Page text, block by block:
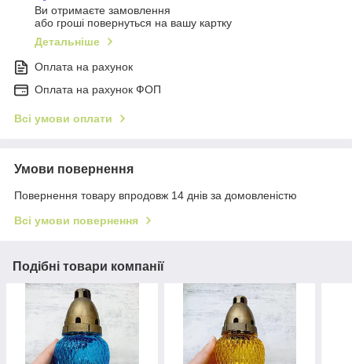
Ви отримаєте замовлення
або гроші повернуться на вашу картку
Детальніше
Оплата на рахунок
Оплата на рахунок ФОП
Всі умови оплати
Умови повернення
Повернення товару впродовж 14 днів за домовленістю
Всі умови повернення
Подібні товари компанії